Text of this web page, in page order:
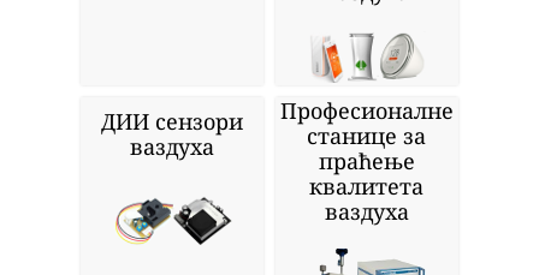
ДИИ сензори
ваздуха
Професионалне
станице за
праћење
квалитета
ваздуха